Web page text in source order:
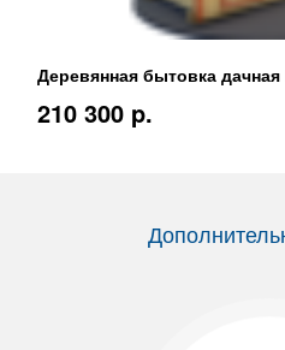
Деревянная бытовка дачная
210 300 p.